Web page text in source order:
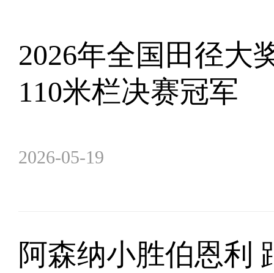
2026年全国田径大
110米栏决赛冠军
2026-05-19
阿森纳小胜伯恩利